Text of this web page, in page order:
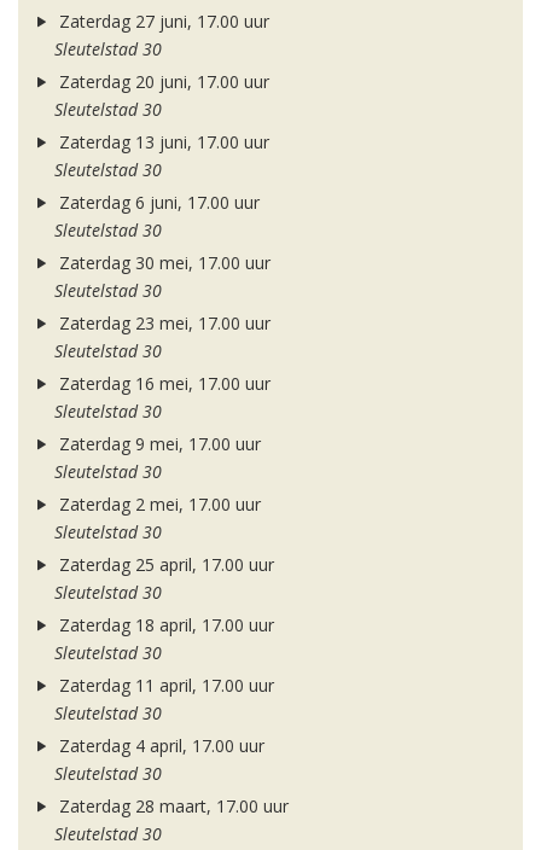
Zaterdag 27 juni, 17.00 uur
Sleutelstad 30
Zaterdag 20 juni, 17.00 uur
Sleutelstad 30
Zaterdag 13 juni, 17.00 uur
Sleutelstad 30
Zaterdag 6 juni, 17.00 uur
Sleutelstad 30
Zaterdag 30 mei, 17.00 uur
Sleutelstad 30
Zaterdag 23 mei, 17.00 uur
Sleutelstad 30
Zaterdag 16 mei, 17.00 uur
Sleutelstad 30
Zaterdag 9 mei, 17.00 uur
Sleutelstad 30
Zaterdag 2 mei, 17.00 uur
Sleutelstad 30
Zaterdag 25 april, 17.00 uur
Sleutelstad 30
Zaterdag 18 april, 17.00 uur
Sleutelstad 30
Zaterdag 11 april, 17.00 uur
Sleutelstad 30
Zaterdag 4 april, 17.00 uur
Sleutelstad 30
Zaterdag 28 maart, 17.00 uur
Sleutelstad 30